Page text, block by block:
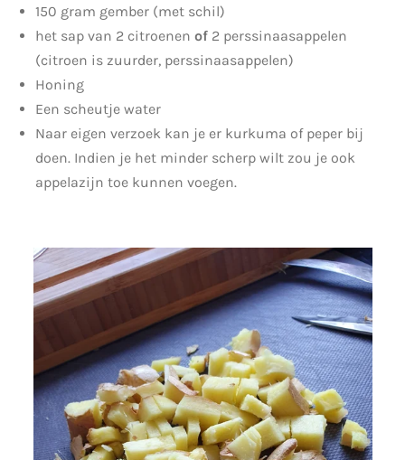
150 gram gember (met schil)
het sap van 2 citroenen of 2 perssinaasappelen
(citroen is zuurder, perssinaasappelen)
Honing
Een scheutje water
Naar eigen verzoek kan je er kurkuma of peper bij
doen. Indien je het minder scherp wilt zou je ook
appelazijn toe kunnen voegen.